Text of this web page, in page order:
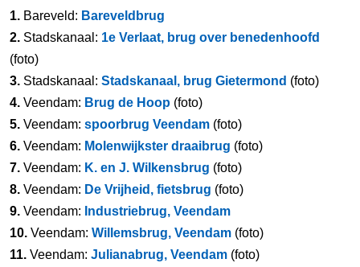
1. Bareveld: Bareveldbrug
2. Stadskanaal: 1e Verlaat, brug over benedenhoofd
(foto)
3. Stadskanaal: Stadskanaal, brug Gietermond (foto)
4. Veendam: Brug de Hoop (foto)
5. Veendam: spoorbrug Veendam (foto)
6. Veendam: Molenwijkster draaibrug (foto)
7. Veendam: K. en J. Wilkensbrug (foto)
8. Veendam: De Vrijheid, fietsbrug (foto)
9. Veendam: Industriebrug, Veendam
10. Veendam: Willemsbrug, Veendam (foto)
11. Veendam: Julianabrug, Veendam (foto)